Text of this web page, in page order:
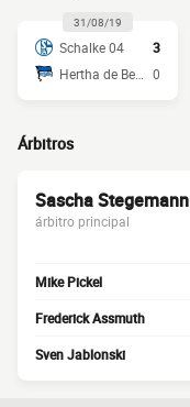
31/08/19
Schalke 04
3
0
Árbitros
Sascha Stegemann
árbitro principal
Mike Pickel
Frederick Assmuth
Sven Jablonski